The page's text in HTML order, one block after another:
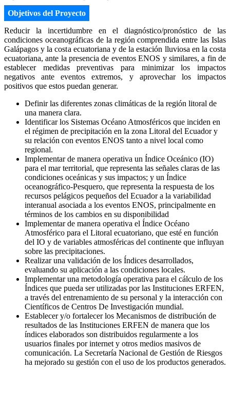
Objetivos del Proyecto
Reducir la incertidumbre en el diagnóstico/pronóstico de las
condiciones oceanográficas de la región comprendida entre las Islas
Galápagos y la costa ecuatoriana y de la estación lluviosa en la costa
ecuatoriana, ante la presencia de eventos ENOS y similares, a fin de
establecer medidas preventivas para minimizar los impactos
negativos ante eventos extremos, y aprovechar los impactos
positivos que estos puedan generar.
Definir las diferentes zonas climáticas de la región litoral de
una manera clara.
Identificar los Sistemas Océano Atmosféricos que inciden en
el régimen de precipitación en la zona Litoral del Ecuador y
su relación con eventos ENOS tanto a nivel local como
regional.
Implementar de manera operativa un Índice Oceánico (IO)
para el mar territorial, que representa las señales claras de las
condiciones oceánicas y sus impactos; y un Índice
oceanográfico-Pesquero, que representa la respuesta de los
recursos pelágicos pequeños del Ecuador a la variabilidad
interanual asociada a los eventos ENOS, principalmente en
términos de los cambios en su disponibilidad
Implementar de manera operativa el Índice Océano
Atmosférico para el Litoral ecuatoriano, que esté en función
del IO y de variables atmosféricas del continente que influyan
sobre las precipitaciones.
Realizar una validación de los Índices desarrollados,
evaluando su aplicación a las condiciones locales.
Implementar una metodología operativa para el cálculo de los
Índices que pueda ser utilizadas por las Instituciones ERFEN,
a través del entrenamiento de su personal y la interacción con
Científicos de Centros De Investigación mundial.
Establecer y/o fortalecer los Mecanismos de distribución de
resultados de las Instituciones ERFEN de manera que los
índices elaborados son distribuidos regularmente a los
usuarios finales por internet y otros medios masivos de
comunicación. La Secretaría Nacional de Gestión de Riesgos
ha mejorado su gestión con el uso de los productos generados.